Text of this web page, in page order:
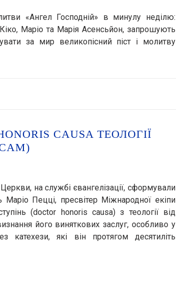
«Ангел Господній» в минулу неділю:
Маріо та Марія Асенсьйон, запрошують
за мир великопісний піст і молитву
CAUSA ТЕОЛОГІЇ
на службі євангелізації, сформували
Пецці, пресвітер Міжнародної екіпи
(doctor honoris causa) з теології від
його виняткових заслуг, особливо у
катехези, які він протягом десятиліть